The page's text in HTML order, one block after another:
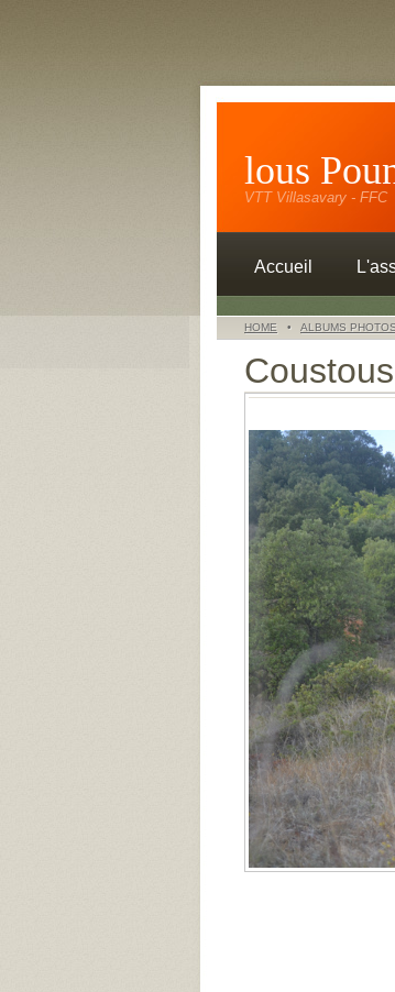
lous
VTT Villasavary - FFC
Accueil
HOME • ALBUMS PHOTOS